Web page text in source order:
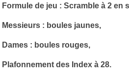
Formule de jeu : Scramble à 2 en
Messieurs : boules jaunes,
Dames : boules rouges,
Plafonnement des Index à 28.